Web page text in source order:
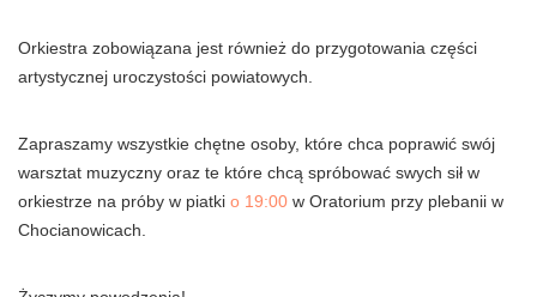
Orkiestra zobowiązana jest również do przygotowania części
artystycznej uroczystości powiatowych.
Zapraszamy wszystkie chętne osoby, które chca poprawić swój
warsztat muzyczny oraz te które chcą spróbować swych sił w
orkiestrze na próby w piatki o 19:00 w Oratorium przy plebanii w
Chocianowicach.